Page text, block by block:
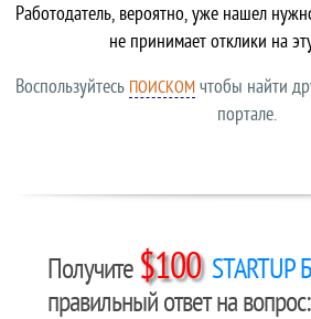
Работодатель, вероятно, уже нашел
не принимает отклики на
Воспользуйтесь ПОИСКОМчтобы найти
портале.
Получите $100
правильный ответ на вопрос: